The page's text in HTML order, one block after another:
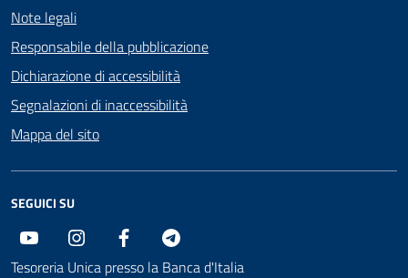
Note legali
Responsabile della pubblicazione
Dichiarazione di accessibilità
Segnalazioni di inaccessibilità
Mappa del sito
SEGUICI SU
Youtube Instagram Facebook
Tesoreria Unica presso la Banca d'Italia